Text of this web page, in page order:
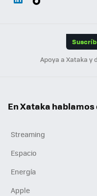
Apoya a Xataka y
En Xataka hablamos
Streaming
Espacio
Energía
Apple